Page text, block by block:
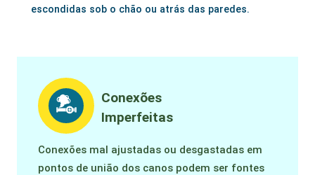
escondidas sob o chão ou atrás das paredes.
Conexões
Imperfeitas
Conexões mal ajustadas ou desgastadas em
pontos de união dos canos podem ser fontes